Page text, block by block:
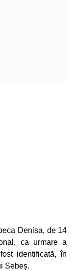
Denisa, de 14
ca urmare a
identificată, în
Sebeș.